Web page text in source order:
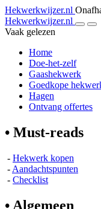
Hekwerkwijzer.nl
Hekwerkwijzer.nl
Vaak gelezen
Home
Doe-het-zelf
Gaashekwerk
Goedkope
Hagen
Ontvang offertes
• Must-reads
- Hekwerk kopen
- Aandachtspunten
- Checklist
• Algemeen